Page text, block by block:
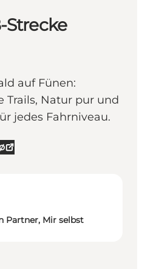
Strecke
auf Fünen:
Trails, Natur pur und
jedes Fahrniveau.
Partner, Mir selbst